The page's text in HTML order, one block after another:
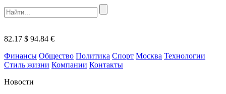
82.17 $ 94.84 €
Финансы Общество Политика Спорт Москва Технологии
Стиль жизни Компании Контакты
Новости